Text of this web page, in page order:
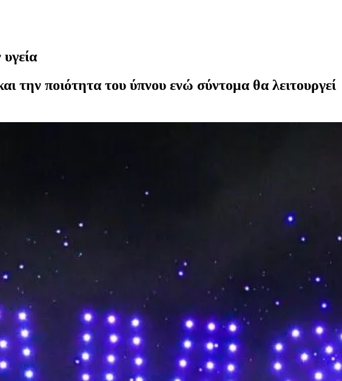
την ποιότητα του ύπνου ενώ σύντομα θα λειτουργεί